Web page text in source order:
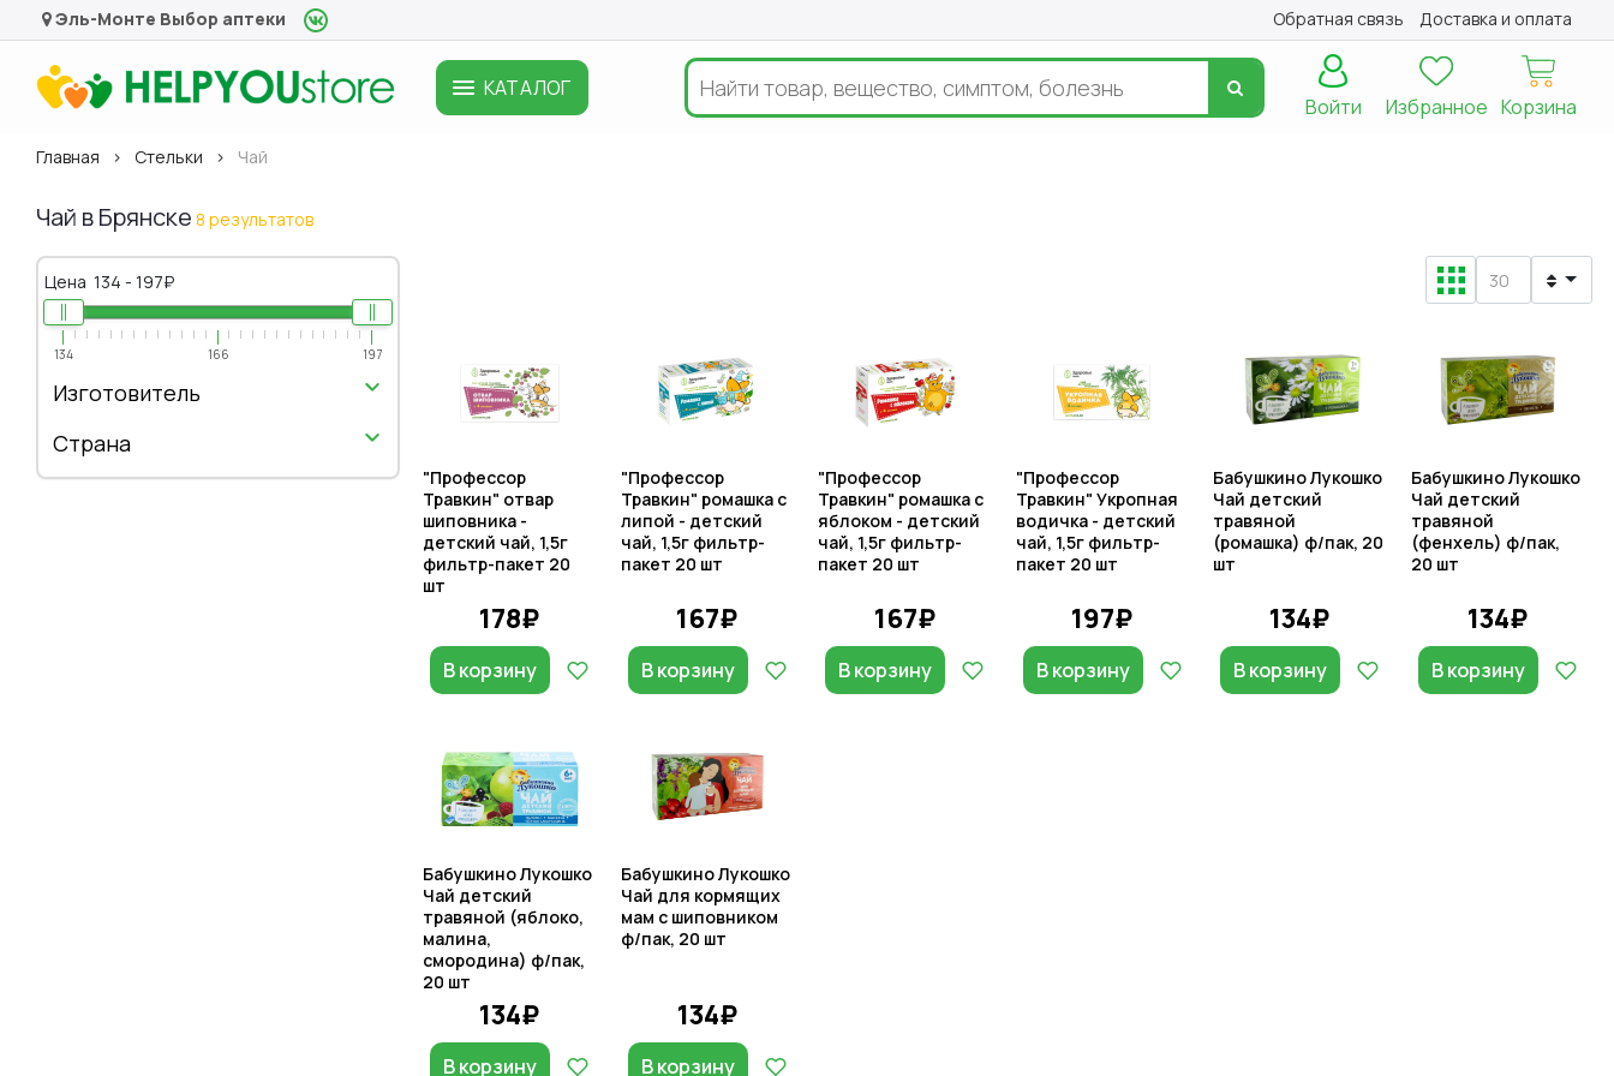
Эль-Монте Выбор аптеки Обратная связь Доставка и оплата
КАТАЛОГ
Корзина
Избранное
Войти
Главная Стельки Чай
Чай в Брянске 8 результатов
"Профессор
Травкин" отвар
шиповника -
детский чай, 1,5г
фильтр-пакет 20
шт
178₽
В корзину
"Профессор
Травкин" ромашка с
липой - детский
чай, 1,5г фильтр-
пакет 20 шт
167₽
В корзину
"Профессор
Травкин" ромашка с
яблоком - детский
чай, 1,5г фильтр-
пакет 20 шт
167₽
В корзину
"Профессор
Травкин" Укропная
водичка - детский
чай, 1,5г фильтр-
пакет 20 шт
197₽
В корзину
Бабушкино Лукошко
Чай детский
травяной
(ромашка) ф/пак, 20
шт
134₽
В корзину
Бабушкино Лукошко
Чай детский
травяной
(фенхель) ф/пак,
20 шт
134₽
В корзину
Бабушкино Лукошко
Чай детский
травяной (яблоко,
малина,
смородина) ф/пак,
20 шт
134₽
В корзину
Бабушкино Лукошко
Чай для кормящих
мам с шиповником
ф/пак, 20 шт
134₽
В корзину
Цена 134 - 197₽
134 166 197
Изготовитель
Страна